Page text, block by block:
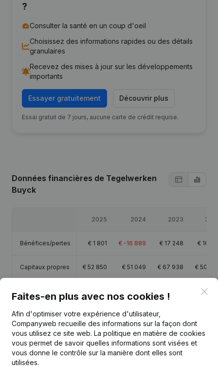
?
Consulter la santé en un coup d'oeil
Choisissez des informations rapides ou des détails
granulaires
Recevez des mises à jour sur les développements
importants
Essayer gratuitement Découvrir plus
Essai gratuit de 7 jours, aucune carte de crédit requise.
Données financières de Tegelwerken
Buyck
2025 2024 2023
Bénéfices/pertes € 1 801 € -16 889 € 17 248 € 16
Capitaux propres € 52 850 € 51 049 € 67 938 € 50
Marge brute 27
Publicationsde Tegelwerken Buyck
Faites-en plus avec nos cookies !
Afin d'optimiser votre expérience d'utilisateur,
Companyweb recueille des informations sur la façon dont
vous utilisez ce site web. La politique en matière de cookies
vous permet de savoir quelles informations sont visées et
vous donne le contrôle sur la manière dont elles sont
utilisées.